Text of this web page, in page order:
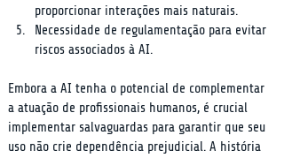
proporcionar interações mais naturais.
Necessidade de regulamentação para evitar
riscos associados à AI.
Embora a AI tenha o potencial de complementar
a atuação de profissionais humanos, é crucial
implementar salvaguardas para garantir que seu
uso não crie dependência prejudicial. A história